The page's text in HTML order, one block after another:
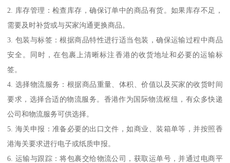
2. 库存管理：检查库存，确保订单中的商品有货。如果库存不足，
需要及时补货或与买家沟通更换商品。
3. 包装与标签：根据商品特性进行适当包装，确保运输过程中商品
安全。同时，在包裹上清晰标注香港的收货地址和必要的运输标
签。
4. 选择物流服务：根据商品重量、体积、价值以及买家的收货时间
要求，选择合适的物流服务。香港作为国际物流枢纽，有众多快递
公司和物流服务可供选择。
5. 海关申报：准备必要的出口文件，如商业、装箱单等，并按照香
港海关要求进行电子或纸质申报。
6. 运输与跟踪：将包裹交给物流公司，获取运单号，并通过电商平